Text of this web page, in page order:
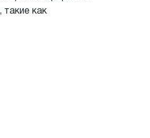
такие как